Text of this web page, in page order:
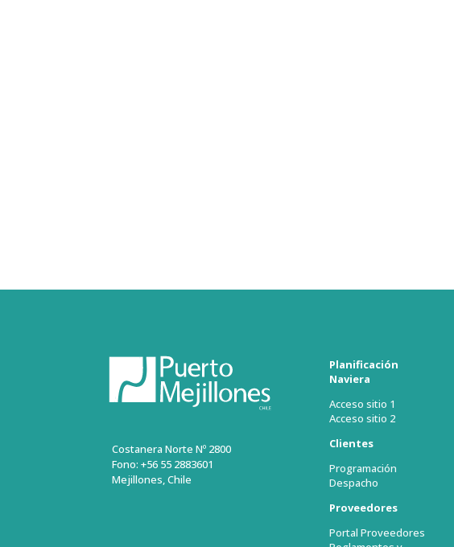
Costanera Norte Nº 2800
Fono: +56 55 2883601
Mejillones, Chile
Planificación
Naviera
Acceso sitio 1
Acceso sitio 2
Clientes
Programación
Despacho
Proveedores
Portal Proveedores